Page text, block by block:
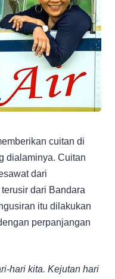
cuitan di
dialaminya. Cuitan
dari
dari Bandara
itu dilakukan
perpanjangan
hari kita. Kejutan hari